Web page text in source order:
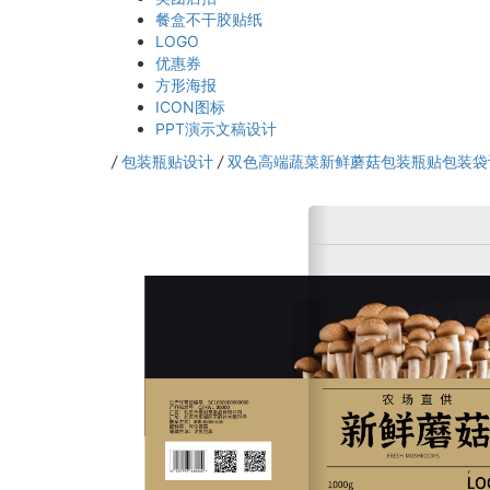
餐盒不干胶贴纸
LOGO
优惠券
方形海报
ICON图标
PPT演示文稿设计
/ 包装瓶贴设计 / 双色高端蔬菜新鲜蘑菇包装瓶贴包装